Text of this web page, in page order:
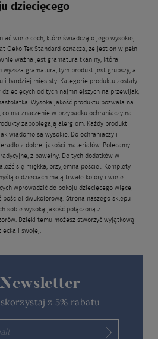
dziecięcego
wiele cech, które świadczą o jego wysokiej
Oeko-Tex Standard oznacza, że jest on w pełni
ważna jest gramatura tkaniny, która
wyższa gramatura, tym produkt jest grubszy, a
i bardziej mięsisty. Kategorie produktu zostały
od tych najmniejszych na przewijak,
Wysoka jakość produktu pozwala na
ma znaczenie w przypadku ochraniaczy na
zapobiegają alergiom. Każdy produkt
wiadomo są wysokie. Do ochraniaczy i
z dobrej jakości materiałów. Polecamy
z bawełny. Do tych dodatków w
się miękka, przyjemna pościel. Komplety
o dzieciach mają trwałe kolory i wiele
wprowadzić do pokoju dziecięcego więcej
dwukolorową. Strona naszego sklepu
sobie wysoką jakość połączoną z
Dzięki temu możesz stworzyć wyjątkową
i swojej.
Newsletter
z 5% rabatu